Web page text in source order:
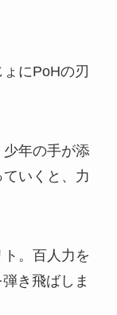
にPoHの刃
年の手が添
いくと、力
。百人力を
き飛ばしま